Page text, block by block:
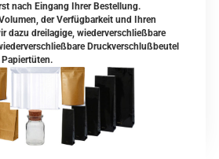
nach Eingang Ihrer Bestellung.
der Verfügbarkeit und Ihren
dazu dreilagige, wiederverschließbare
Druckverschlußbeutel